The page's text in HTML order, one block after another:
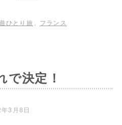
ひとり旅 フランス
で決定！
3月8日